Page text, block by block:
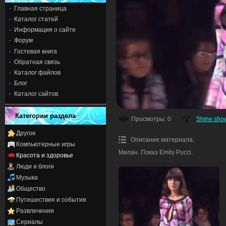
Главная страница
Каталог статей
Информация о сайте
Форум
Гостевая книга
Обратная связь
Каталог файлов
Блог
Каталог сайтов
Категории раздела
Другое
Компьютерные игры
Красота и здоровье
Люди и блоги
Музыка
Общество
Путешествия и события
Развлечения
Сериалы
Просмотры: 0 Shine
Описание материала:
Милан. Показ Emily Pucci.